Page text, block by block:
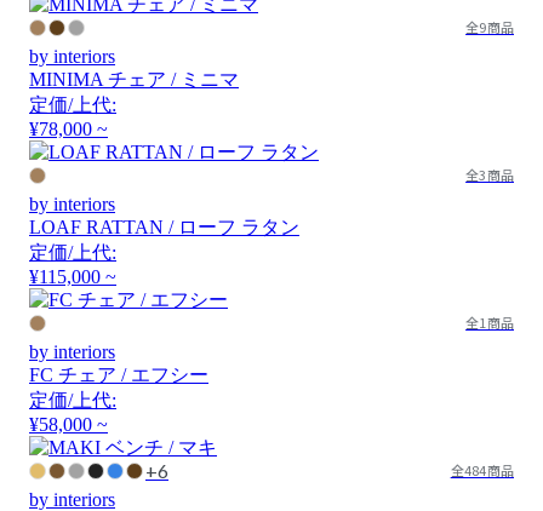
全9商品
by interiors
MINIMA チェア / ミニマ
定価/上代:
¥78,000 ~
全3商品
by interiors
LOAF RATTAN / ローフ ラタン
定価/上代:
¥115,000 ~
全1商品
by interiors
FC チェア / エフシー
定価/上代:
¥58,000 ~
+6 全484商品
by interiors